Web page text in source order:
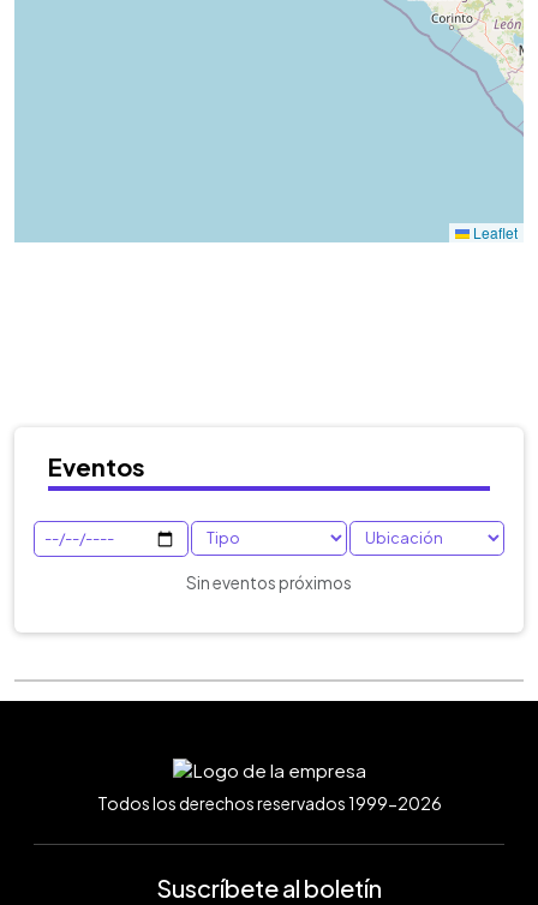
Eventos
Sin eventos próximos
Todos los derechos reservados 1999-2026
Suscríbete al boletín